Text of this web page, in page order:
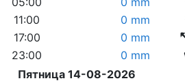
11:00
0 mm
17:00
0 mm
23:00
0 mm
Пятница 14-08-2026